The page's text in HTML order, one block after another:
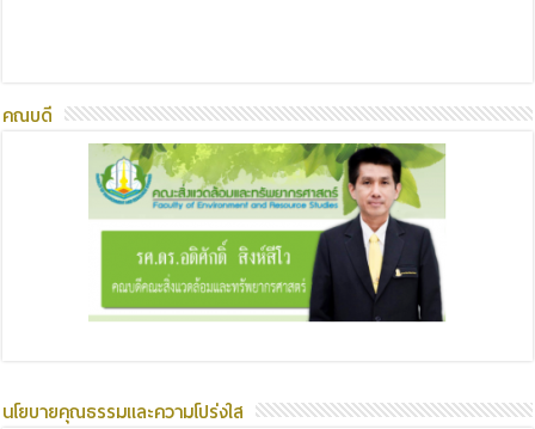
คณบดี
นโยบายคุณธรรมและความโปร่งใส